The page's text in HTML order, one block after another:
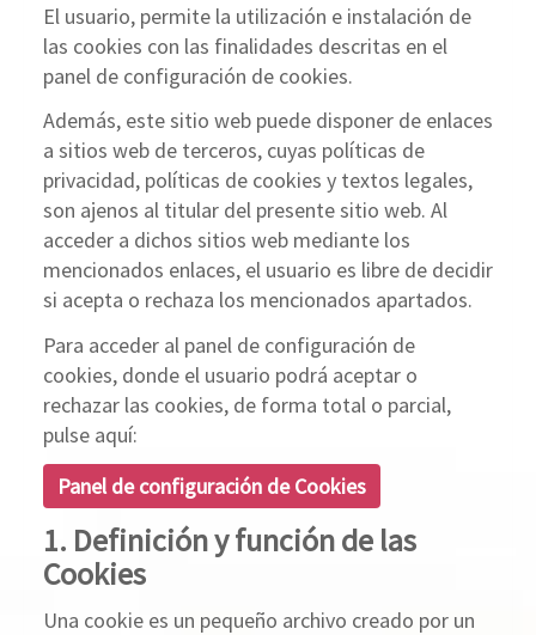
El usuario, permite la utilización e instalación de
las cookies con las finalidades descritas en el
panel de configuración de cookies.
Además, este sitio web puede disponer de enlaces
a sitios web de terceros, cuyas políticas de
privacidad, políticas de cookies y textos legales,
son ajenos al titular del presente sitio web. Al
acceder a dichos sitios web mediante los
mencionados enlaces, el usuario es libre de decidir
si acepta o rechaza los mencionados apartados.
Para acceder al panel de configuración de
cookies, donde el usuario podrá aceptar o
rechazar las cookies, de forma total o parcial,
pulse aquí:
Panel de configuración de Cookies
1. Definición y función de las
Cookies
Una cookie es un pequeño archivo creado por un